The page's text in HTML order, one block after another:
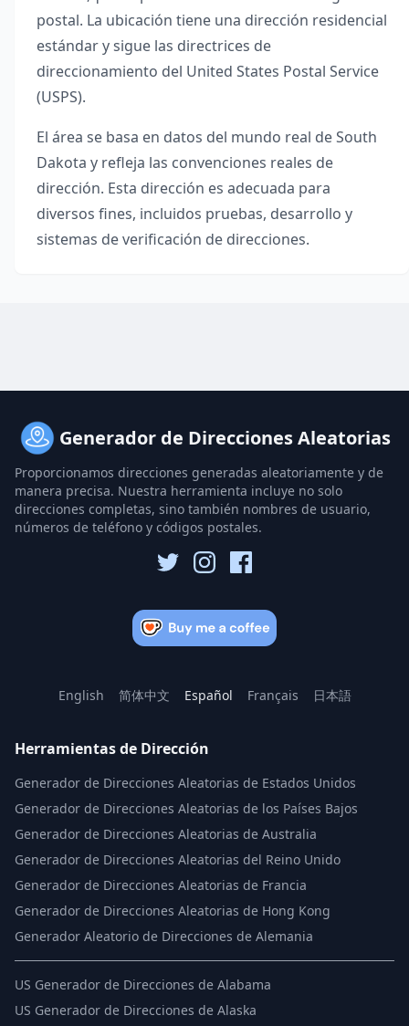
postal. La ubicación tiene una dirección residencial
estándar y sigue las directrices de
direccionamiento del United States Postal Service
(USPS).
El área se basa en datos del mundo real deSouth
Dakota y refleja las convenciones reales de
dirección. Esta dirección es adecuada para
diversos fines, incluidos pruebas, desarrollo y
sistemas de verificación de direcciones.
Generador de Direcciones Aleatorias
Proporcionamos direcciones generadas aleatoriamente y de
manera precisa. Nuestra herramienta incluye no solo
direcciones completas, sino también nombres de usuario,
números de teléfono y códigos postales.
English 简体中文 Español Français 日本語
Herramientas de Dirección
Generador de Direcciones Aleatorias de Estados Unidos
Generador de Direcciones Aleatorias de los Países Bajos
Generador de Direcciones Aleatorias de Australia
Generador de Direcciones Aleatorias del Reino Unido
Generador de Direcciones Aleatorias de Francia
Generador de Direcciones Aleatorias de Hong Kong
Generador Aleatorio de Direcciones de Alemania
US Generador de Direcciones de Alabama
US Generador de Direcciones de Alaska